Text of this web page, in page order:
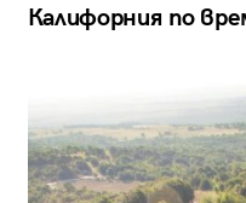
Калифорния по